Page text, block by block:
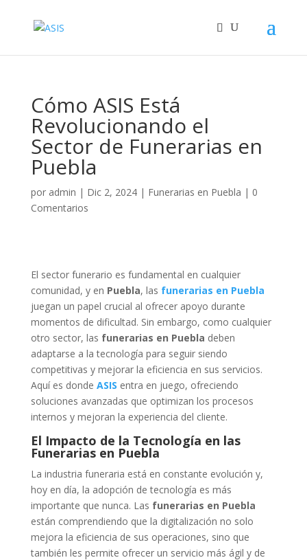
Cómo ASIS Está
Revolucionando el
Sector de Funerarias en
Puebla
por admin | Dic 2, 2024| Funerarias en Puebla | 0
Comentarios
El sector funerario es fundamental en cualquier
comunidad, y en Puebla, las funerarias en Puebla
juegan un papel crucial al ofrecer apoyo durante
momentos de dificultad. Sin embargo, como cualquier
otro sector, las funerarias en Puebla deben
adaptarse a la tecnología para seguir siendo
competitivas y mejorar la eficiencia en sus servicios.
Aquí es donde ASIS entra en juego, ofreciendo
soluciones avanzadas que optimizan los procesos
internos y mejoran la experiencia del cliente.
El Impacto de la Tecnología en las
Funerarias en Puebla
La industria funeraria está en constante evolución y,
hoy en día, la adopción de tecnología es más
importante que nunca. Las funerarias en Puebla
están comprendiendo que la digitalización no solo
mejora la eficiencia de sus operaciones, sino que
también les permite ofrecer un servicio más ágil y de